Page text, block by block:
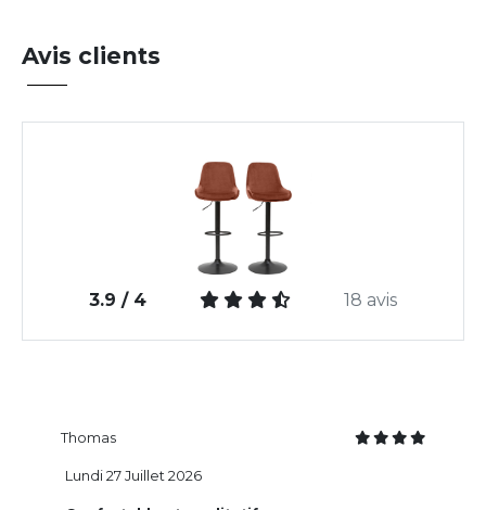
Avis clients
3.9 / 4 18 avis
Thomas
Lundi 27 Juillet 2026